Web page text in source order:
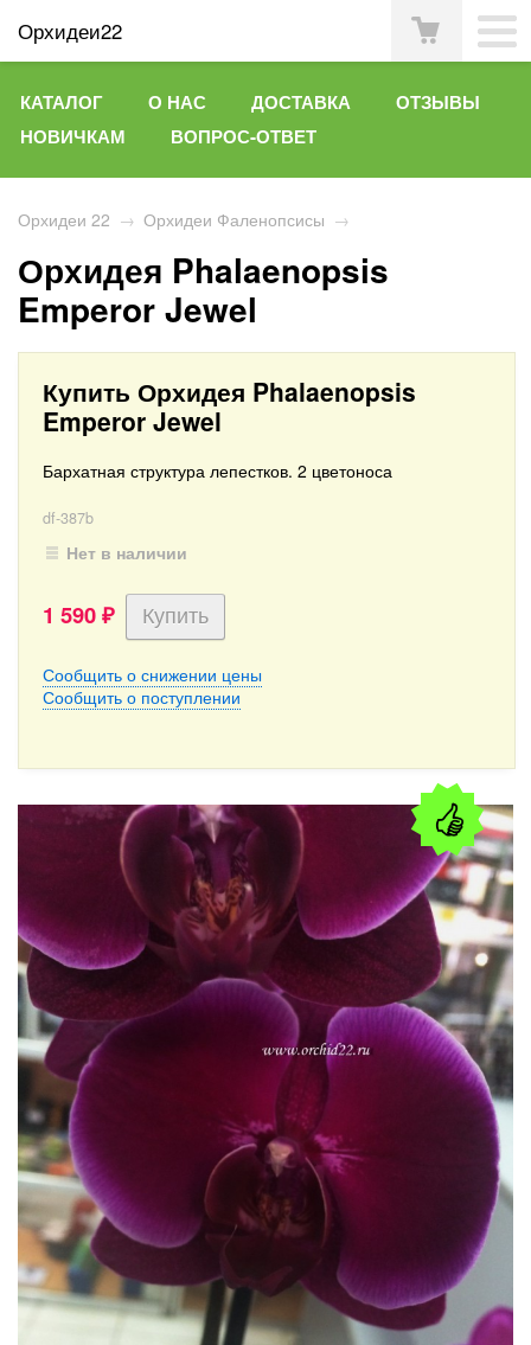
Орхидеи22
КАТАЛОГ О НАС ДОСТАВКА
ОТЗЫВЫ
НОВИЧКАМ
ВОПРОС-ОТВЕТ
Орхидеи 22 → Орхидеи Фаленопсисы →
Орхидея Phalaenopsis
Emperor Jewel
Купить Орхидея Phalaenopsis
Emperor Jewel
Бархатная структура лепестков. 2 цветоноса
df-387b
Нет в наличии
1 590 ₽
Сообщить о снижении цены
Сообщить о поступлении